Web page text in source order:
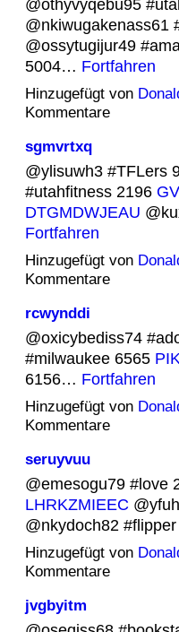
@nkiwugakenass61
@ossytugijur49
5004… Fortfahren
Hinzugefügt von
Kommentare
sgmvrtxq
@ylisuwh3 #TFLers
#utahfitness 2196
DTGMDWJEAU
Fortfahren
Hinzugefügt von
Kommentare
rcwynddi
@oxicybediss74
#milwaukee 6565
6156… Fortfahren
Hinzugefügt von
Kommentare
seruyvuu
@emesogu79 #love
LHRKZMIEEC
@nkydoch82
Hinzugefügt von
Kommentare
jvgbyitm